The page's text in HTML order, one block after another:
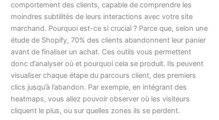
comportement des clients, capable de comprendre les
moindres subtilités de leurs interactions avec votre site
marchand. Pourquoi est-ce si crucial ? Parce que, selon une
étude de Shopify, 70% des clients abandonnent leur panier
avant de finaliser un achat. Ces outils vous permettent
donc d’analyser où et pourquoi cela se produit. Ils peuvent
visualiser chaque étape du parcours client, des premiers
clics jusqu’à l’abandon. Par exemple, en intégrant des
heatmaps, vous allez pouvoir observer où les visiteurs
cliquent le plus, ou sur quelles zones ils se perdent.